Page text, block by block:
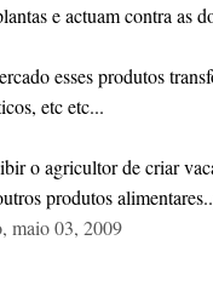
e actuam contra as
esses produtos
etc etc...
o agricultor de criar
produtos
maio 03, 2009